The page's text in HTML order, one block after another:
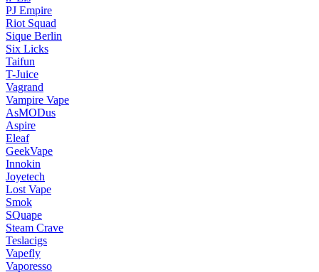
PJ Empire
Riot Squad
Sique Berlin
Six Licks
Taifun
T-Juice
Vagrand
Vampire Vape
AsMODus
Aspire
Eleaf
GeekVape
Innokin
Joyetech
Lost Vape
Smok
SQuape
Steam Crave
Teslacigs
Vapefly
Vaporesso